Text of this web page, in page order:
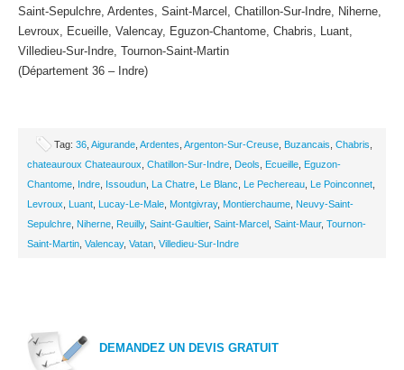
Saint-Sepulchre, Ardentes, Saint-Marcel, Chatillon-Sur-Indre, Niherne,
Levroux, Ecueille, Valencay, Eguzon-Chantome, Chabris, Luant,
Villedieu-Sur-Indre, Tournon-Saint-Martin
(Département 36 – Indre)
Tag: 36 Aigurande Ardentes Argenton-Sur-Creuse Buzancais Chabris
chateauroux Chateauroux Chatillon-Sur-Indre Deols Ecueille Eguzon-
Chantome Indre Issoudun La Chatre Le Blanc Le Pechereau Le Poinconnet
Levroux
Luant Lucay-Le-Male Montgivray, Montierchaume Neuvy-Saint-
Sepulchre Niherne Reuilly, Saint-Gaultier, Saint-Marcel Saint-Maur, Tournon-
Saint-Martin Valencay, Vatan Villedieu-Sur-Indre
DEMANDEZ UN DEVIS GRATUIT